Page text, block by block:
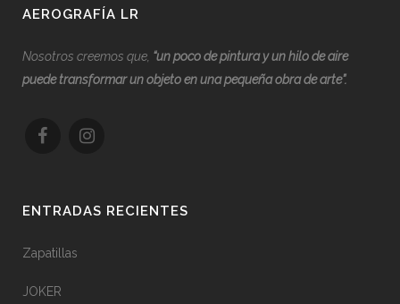
AEROGRAFÍA LR
Nosotros creemos que, “un poco de pintura y un hilo de aire
puede transformar un objeto en una pequeña obra de arte”.
ENTRADAS RECIENTES
Zapatillas
JOKER